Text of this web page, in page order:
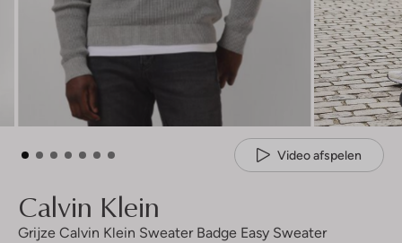
Video afspelen
Calvin Klein
Grijze Calvin Klein Sweater Badge Easy Sweater